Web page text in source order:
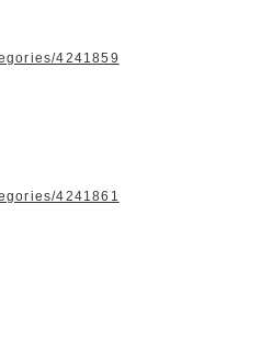
4241859
4241861